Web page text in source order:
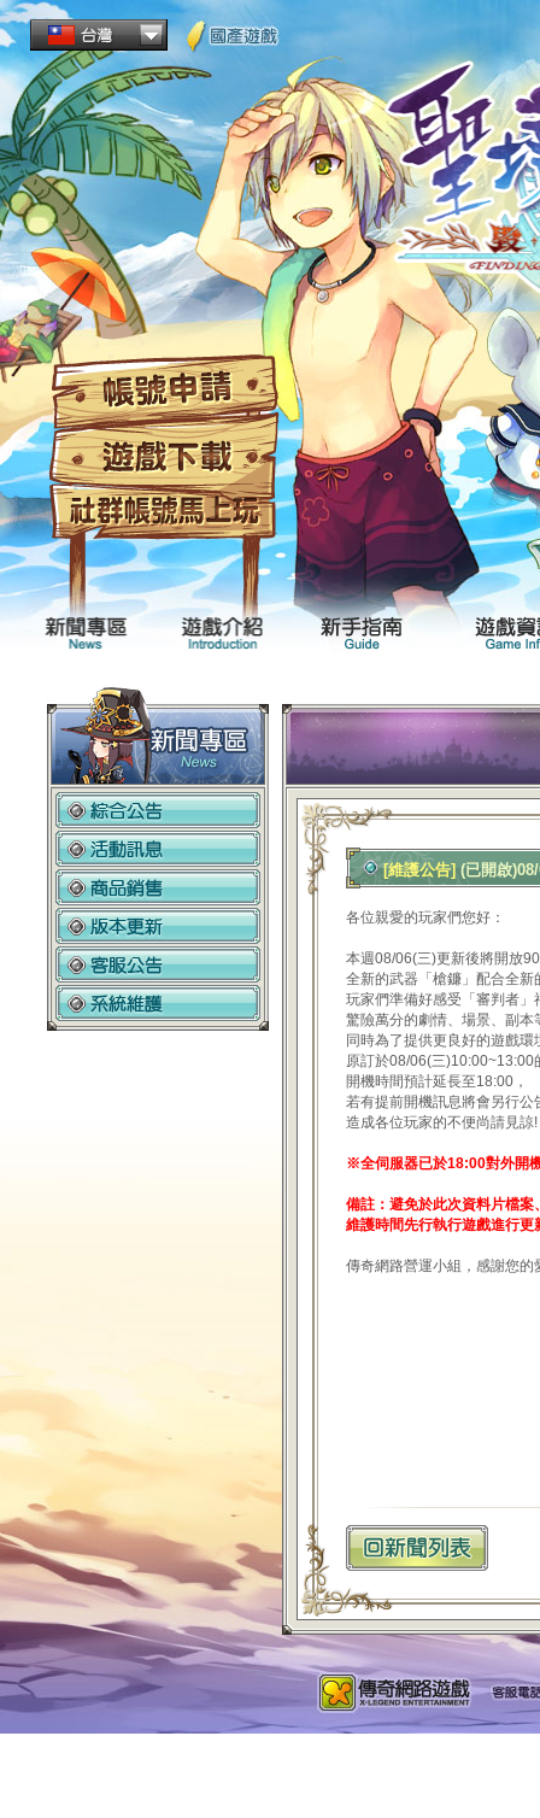
新聞專區 遊戲介紹
帳
遊
社
[維護公告] (已開啟
各位親愛的玩家們您好：
本週08/06(三)更新後將開放
全新的武器「槍鐮」配合全新
玩家們準備好感受「審判者」
驚險萬分的劇情、場景、副本
同時為了提供更良好的遊戲環
原訂於08/06(三)10:00~13:00
開機時間預計延長至18:00，
若有提前開機訊息將會另行公
造成各位玩家的不便尚請見諒!
※全伺服器已於18:00對外開
備註：避免於此次資料片檔
維護時間先行執行遊戲進行
傳奇網路營運小組，感謝您的